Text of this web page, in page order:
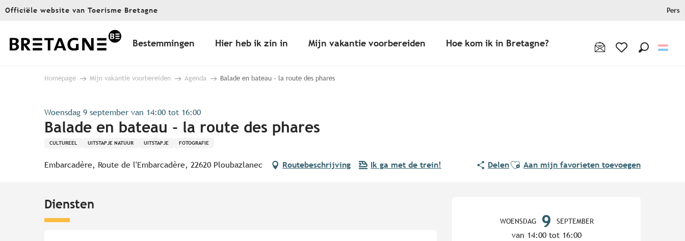
Aller
principal
Officiële website van Toerisme Bretagne Pers
Bestemmingen Hier heb ik zin in Mijn vakantie voorbereiden Hoe kom ik in Bretagne?
Homepage Mijn vakantie voorbereiden Agenda Balade en bateau - la route des phares
Woensdag 9 september van 14:00 tot 16:00
Balade en bateau - la route des phares
CULTUREEL UITSTAPJE NATUUR UITSTAPJE FOTOGRAFIE
Embarcadère, Route de l'Embarcadère, 22620 Ploubazlanec Routebeschrijving Ik ga met de trein! DelenAjouter aux favoris
Aan mijn favorieten toevoegen
WOENSDAG 9 SEPTEMBER
van 14:00 tot 16:00
Diensten